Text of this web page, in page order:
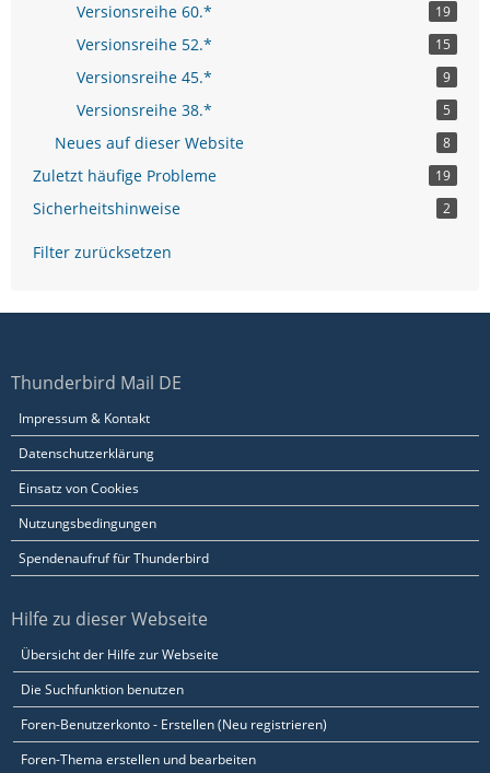
Versionsreihe 60.* 19
Versionsreihe 52.* 15
Versionsreihe 45.* 9
Versionsreihe 38.* 5
Neues auf dieser Website 8
Zuletzt häufige Probleme 19
Sicherheitshinweise 2
Filter zurücksetzen
Thunderbird Mail DE
Impressum & Kontakt
Datenschutzerklärung
Einsatz von Cookies
Nutzungsbedingungen
Spendenaufruf für Thunderbird
Hilfe zu dieser Webseite
Übersicht der Hilfe zur Webseite
Die Suchfunktion benutzen
Foren-Benutzerkonto - Erstellen (Neu registrieren)
Foren-Thema erstellen und bearbeiten